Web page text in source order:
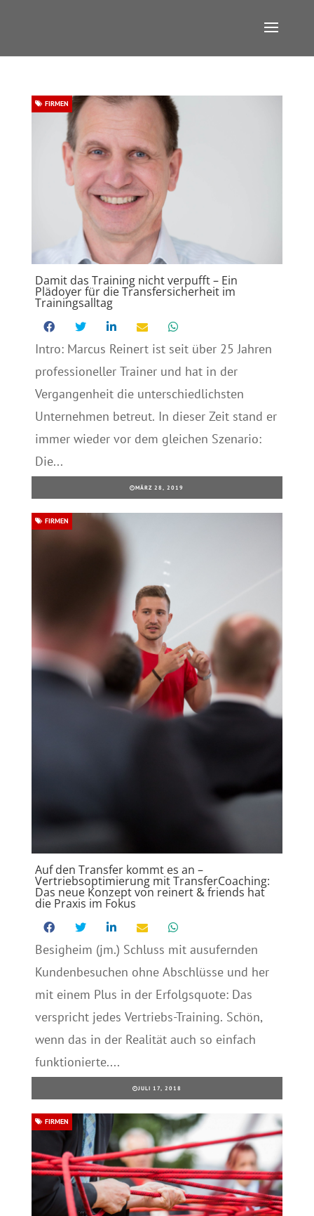
Damit das Training nicht verpufft – Ein
Plädoyer für die Transfersicherheit im
Trainingsalltag
FIRMEN
Intro: Marcus Reinert ist seit über 25 Jahren
professioneller Trainer und hat in der
Vergangenheit die unterschiedlichsten
Unternehmen betreut. In dieser Zeit stand er
immer wieder vor dem gleichen Szenario:
Die...
MÄRZ 28, 2019
Auf den Transfer kommt es an –
Vertriebsoptimierung mit TransferCoaching:
Das neue Konzept von reinert & friends hat
die Praxis im Fokus
FIRMEN
Besigheim (jm.) Schluss mit ausufernden
Kundenbesuchen ohne Abschlüsse und her
mit einem Plus in der Erfolgsquote: Das
verspricht jedes Vertriebs-Training. Schön,
wenn das in der Realität auch so einfach
funktionierte....
JULI 17, 2018
FIRMEN